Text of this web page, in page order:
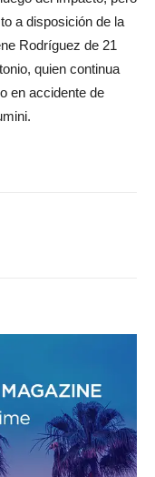
a disposición de la
Rodríguez de 21
quien continua
en accidente de